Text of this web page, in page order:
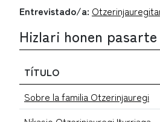
Entrevistado/a:
Hizlari honen
TÍTULO
Sobre la familia Otzerinjauregi